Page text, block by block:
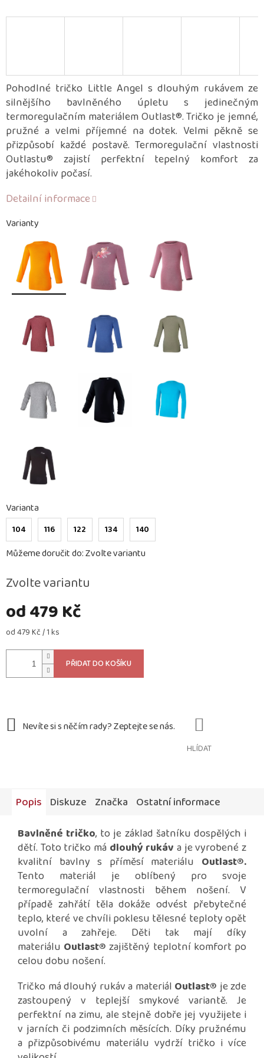
od479 Kč
Měrná
od 479 Kč / 1 ks
Zvolte variantu
Varianty
Varianta
104 116 122 134 140
Můžeme doručit do:Zvolte variantu
PŘIDAT DO KOŠÍKU
Pohodlné tričko Little Angel s dlouhým rukávem ze
silnějšího bavlněného úpletu s jedinečným
termoregulačním materiálem Outlast®. Tričko je jemné,
pružné a velmi příjemné na dotek. Velmi pěkně se
přizpůsobí každé postavě. Termoregulační vlastnosti
Outlastu® zajistí perfektní tepelný komfort za
jakéhokoliv počasí.
Detailní informace
HLÍDAT
Popis Diskuze Značka Ostatní informace
Bavlněné tričko, to je základ šatníku dospělých i
dětí. Toto tričko má dlouhý rukáv a je vyrobené z
kvalitní bavlny s příměsí materiálu Outlast®.
Tento materiál je oblíbený pro svoje
termoregulační vlastnosti během nošení. V
případě zahřátí těla dokáže odvést přebytečné
teplo, které ve chvíli poklesu tělesné teploty opět
uvolní a zahřeje. Děti tak mají díky
materiálu Outlast® zajištěný teplotní komfort po
celou dobu nošení.
Tričko má dlouhý rukáv a materiál Outlast® je zde
zastoupený v teplejší smykové variantě. Je
perfektní na zimu, ale stejně dobře jej využijete i
v jarních či podzimních měsících. Díky pružnému
a přizpůsobivému materiálu vydrží tričko i více